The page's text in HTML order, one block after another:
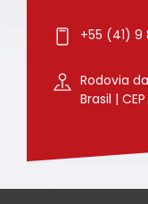
+55 (41)
Rodovia
Brasil |